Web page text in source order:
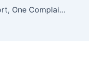
One Laddoo Short, One Complaint Too Far: The Sweetest Scandal in Bhind!